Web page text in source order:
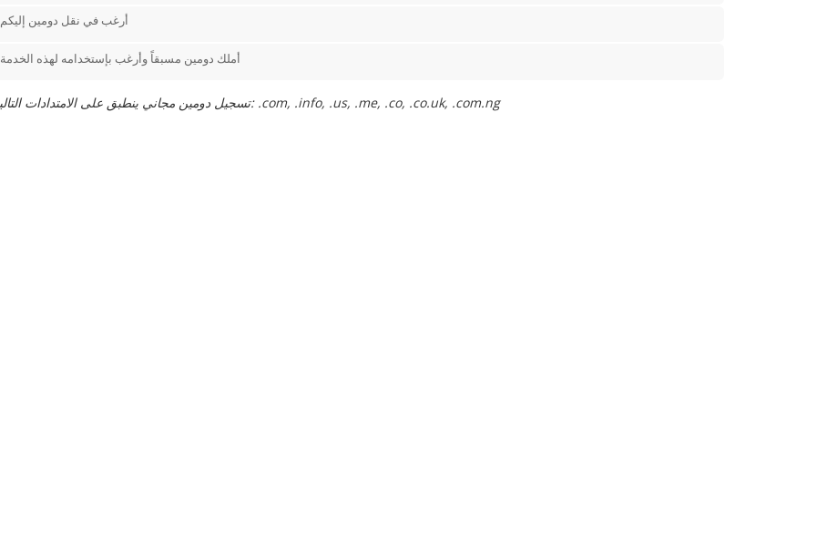
أرغب في نقل دومين إليكم
أملك دومين مسبقاً وأرغب بإستخدامه لهذه الخدمة
تسجيل دومين مجاني ينطبق على الامتدادات التالية فقط: .com, .info, .us, .me, .co, .co.uk, .com.ng